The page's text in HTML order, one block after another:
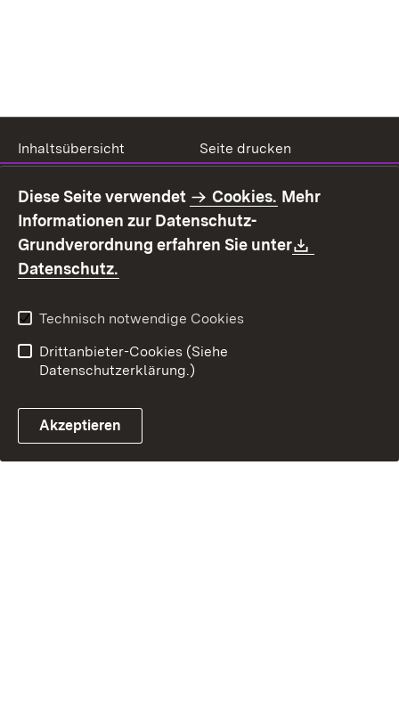
Inhaltsübersicht
Seite drucken
Benutzungshinweise
Erklärung zur
Barrierefreiheit
Kontakt
Fehlerhaften Link melden
Diese Seite verwendet Cookies. Mehr
Informationen zur Datenschutz-
Grundverordnung erfahren Sie unter
Datenschutz.
Technisch notwendige Cookies
Drittanbieter-Cookies (Siehe
Datenschutzerklärung.)
Akzeptieren